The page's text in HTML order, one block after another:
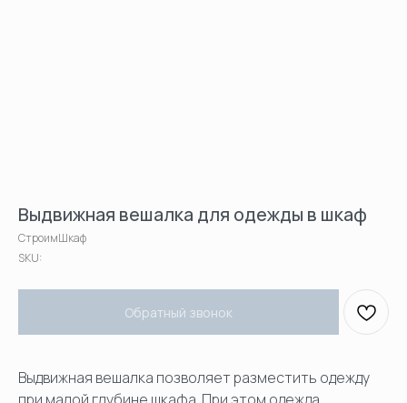
Выдвижная вешалка для одежды в шкаф
СтроимШкаф
SKU:
Обратный звонок
Выдвижная вешалка позволяет разместить одежду